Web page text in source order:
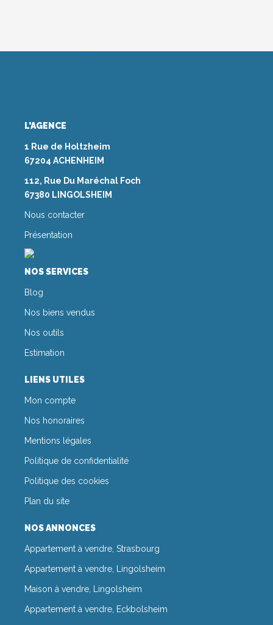
L'AGENCE
1 Rue de Holtzheim
67204 ACHENHEIM
112, Rue Du Maréchal Foch
67380 LINGOLSHEIM
Nous contacter
Présentation
NOS SERVICES
Blog
Nos biens vendus
Nos outils
Estimation
LIENS UTILES
Mon compte
Nos honoraires
Mentions légales
Politique de confidentialité
Politique des cookies
Plan du site
NOS ANNONCES
Appartement à vendre, Strasbourg
Appartement à vendre, Lingolsheim
Maison à vendre, Lingolsheim
Appartement à vendre, Eckbolsheim